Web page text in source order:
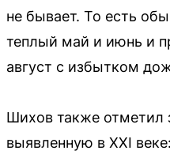
не бывает. То есть
теплый май и июнь и
август с избытком
Шихов также отметил
выявленную в XXI